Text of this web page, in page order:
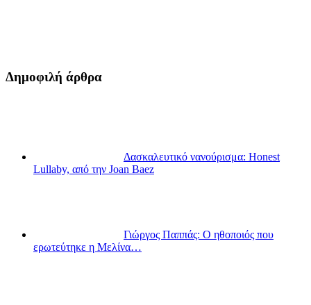
Δημοφιλή άρθρα
Δασκαλευτικό νανούρισμα: Honest
Lullaby, από την Joan Baez
Γιώργος Παππάς: Ο ηθοποιός που
ερωτεύτηκε η Μελίνα…